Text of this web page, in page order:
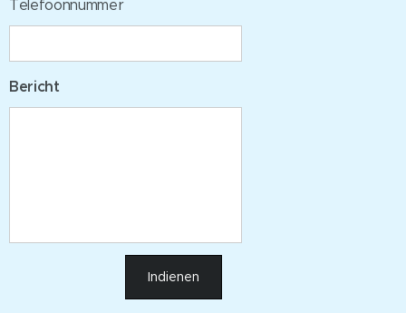
Telefoonnummer
Bericht
Indienen